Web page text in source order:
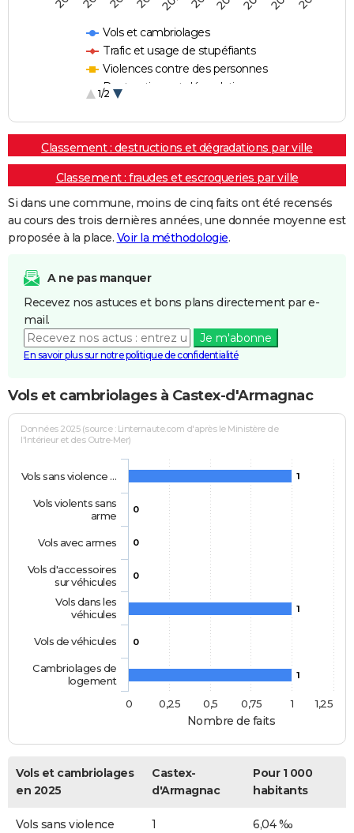
Vols et cambriolages
Trafic et usage de stupéfiants
Violences contre des personnes
Destructions et dégradations
1/2
Classement : destructions et dégradations par ville
Classement : fraudes et escroqueries par ville
Si dans une commune, moins de cinq faits ont été recensés
au cours des trois dernières années, une donnée moyenne est
proposée à la place. Voir la méthodologie.
A ne pas manquer
Recevez nos astuces et bons plans directement par e-
mail.
Je m'abonne
En savoir plus sur notre politique de confidentialité
Vols et cambriolages à Castex-d'Armagnac
Nombre de faits
Données 2025 (source : Linternaute.com d'après le Ministère de
l'Intérieur et des Outre-Mer)
1
0
0
0
1
0
1
Vols sans violence …
Vols violents sans
arme
Vols avec armes
Vols d'accessoires
sur véhicules
Vols dans les
véhicules
Vols de véhicules
Cambriolages de
logement
0
1
0,25 0,5 0,75 1,25
Vols et cambriolages
en 2025
Castex-
d'Armagnac
Pour 1 000
habitants
Vols sans violence
1 6,04 ‰